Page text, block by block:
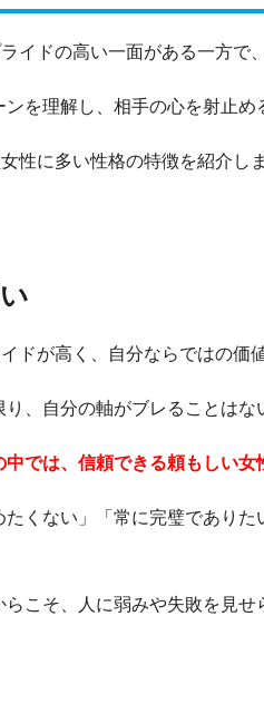
イドの高い一面がある一方で
を理解し、相手の心を射止め
性に多い性格の特徴を紹介しま
ドが高く、自分ならではの価
、自分の軸がブレることはな
では、信頼できる頼もしい
たくない」「常に完璧であり
こそ、人に弱みや失敗を見せ